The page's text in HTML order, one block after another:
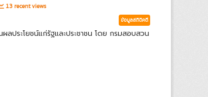
13 recent views
ข้อมูลสถิติคดี
ลประโยชน์แก่รัฐและประชาชน โดย กรมสอบสวน